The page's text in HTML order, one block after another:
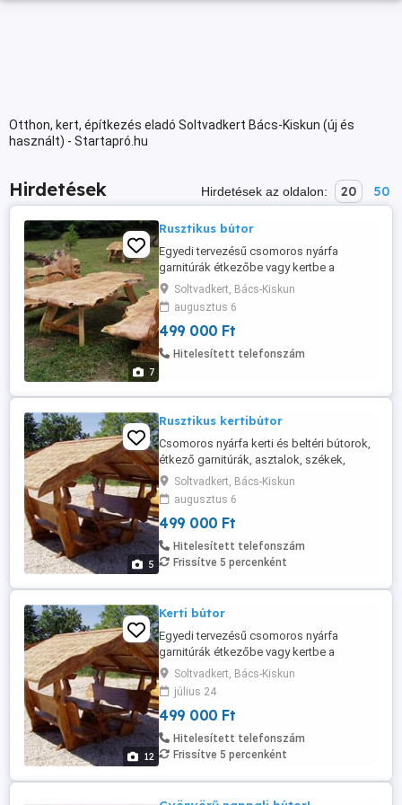
Otthon, kert, építkezés eladó Soltvadkert Bács-Kiskun (új és
használt) - Startapró.hu
Hirdetések Hirdetések az oldalon: 20 50
7
Rusztikus bútor
Egyedi tervezésű csomoros nyárfa
garnitúrák étkezőbe vagy kertbe a
gyártótól, igényeinek megfelelő
méretekben és színekben. Saját
otthonába varázsolhatja a természet
nyugalmát rusztikus - naturális stílusú
bútorainkkal! Hagyományos garnitúrák
Soltvadkert, Bács-Kiskun
augusztus 6
499 000 Ft
Hitelesített telefonszám
5
Rusztikus kertibútor
Csomoros nyárfa kerti és beltéri bútorok,
étkező garnitúrák, asztalok, székek,
padok, garantált minőséggel kedvező
árakon. Termékeink között találhat
klasszikus vagy rusztikus stílusú,
hagyományos vagy egyedi formára
tervezett bútorokat, valamint különleges
egy fatörzsből faragott vájt bútorokat.
Soltvadkert, Bács-Kiskun
augusztus 6
499 000 Ft
Hitelesített telefonszám
Frissítve 5 percenként
12
Kerti bútor
Egyedi tervezésű csomoros nyárfa
garnitúrák étkezőbe vagy kertbe a
gyártótól, igényeinek megfelelő
méretekben és színekben. Saját
otthonába varázsolhatja a természet
nyugalmát rusztikus - naturális stílusú
bútorainkkal! Hagyományos garnitúrák
Nádtetős garnitúrák Hinták nádtetővel
Éttermek, vendéglátók, ...
Soltvadkert, Bács-Kiskun
július 24
499 000 Ft
Hitelesített telefonszám
Frissítve 5 percenként